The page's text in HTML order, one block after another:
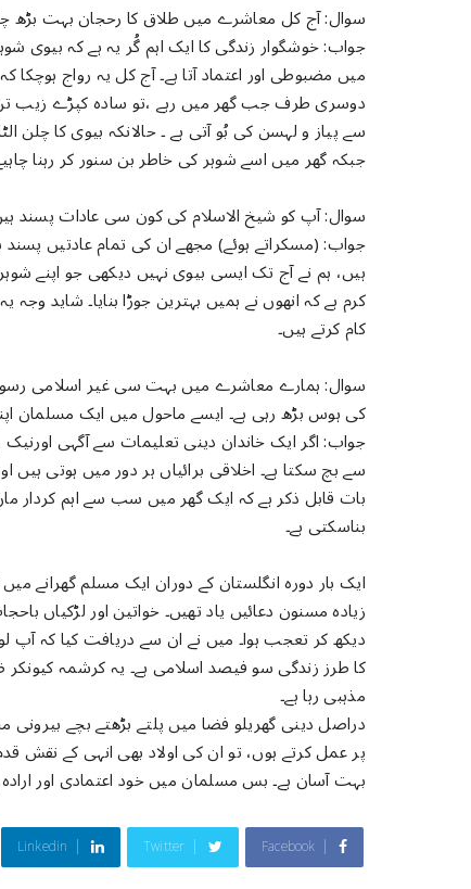
سوال: آج کل معاشرے میں طلاق کا رحجان بہت بڑھ
جواب: خوشگوار زندگی کا ایک اہم گُر یہ ہے کہ بیوی
میں مضبوطی اور اعتماد آتا ہے۔ آج کل یہ رواج
دوسری طرف جب گھر میں رہے ،تو سادہ کپڑے زیب تن
سے پیاز و لہسن کی بُو آتی ہے ۔ حالانکہ بیوی کا چلن
جبکہ گھر میں اسے شوہر کی خاطر بن سنور کر رہنا
سوال: آپ کو شیخ الاسلام کی کون سی عادات پسند
جواب: (مسکراتے ہوئے) مجھے ان کی تمام عادتیں پسند
ہیں، ہم نے آج تک ایسی بیوی نہیں دیکھی جو اپنے
کرم ہے کہ انھوں نے ہمیں بہترین جوڑا بنایا۔ شاید
کام کرتے ہیں۔
سوال: ہمارے معاشرے میں بہت سی غیر اسلامی
کی ہوس بڑھ رہی ہے۔ ایسے ماحول میں ایک مسلمان
جواب: اگر ایک خاندان دینی تعلیمات سے آگہی اورنیک
سے بچ سکتا ہے۔ اخلاقی برائیاں ہر دور میں ہوتی
بات قابل ذکر ہے کہ ایک گھر میں سب سے اہم کردار
بناسکتی ہے۔
ایک بار دورہ انگلستان کے دوران ایک مسلم گھرانے
زیادہ مسنون دعائیں یاد تھیں۔ خواتین اور لڑکیاں
دیکھ کر تعجب ہوا۔ میں نے ان سے دریافت کیا کہ آپ
کا طرز زندگی سو فیصد اسلامی ہے۔ یہ کرشمہ کیونکر
مذہبی رہا ہے۔
دراصل دینی گھریلو فضا میں پلتے بڑھتے بچے بیرونی
پر عمل کرتے ہوں، تو ان کی اولاد بھی انہی کے نقش
بہت آسان ہے۔ بس مسلمان میں خود اعتمادی اور ارادہ
Facebook
Twitter
Linkedin